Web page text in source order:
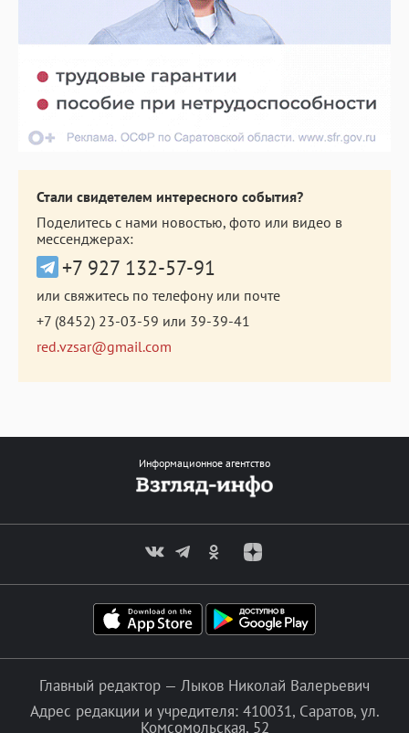
Стали свидетелем интересного события?
Поделитесь с нами новостью, фото или видео в
мессенджерах:
+7 927 132-57-91
или свяжитесь по телефону или почте
+7 (8452) 23-03-59 или 39-39-41
red.vzsar@gmail.com
Информационное агентство
Главный редактор — Лыков Николай Валерьевич
Адрес редакции и учредителя: 410031, Саратов, ул.
Комсомольская, 52